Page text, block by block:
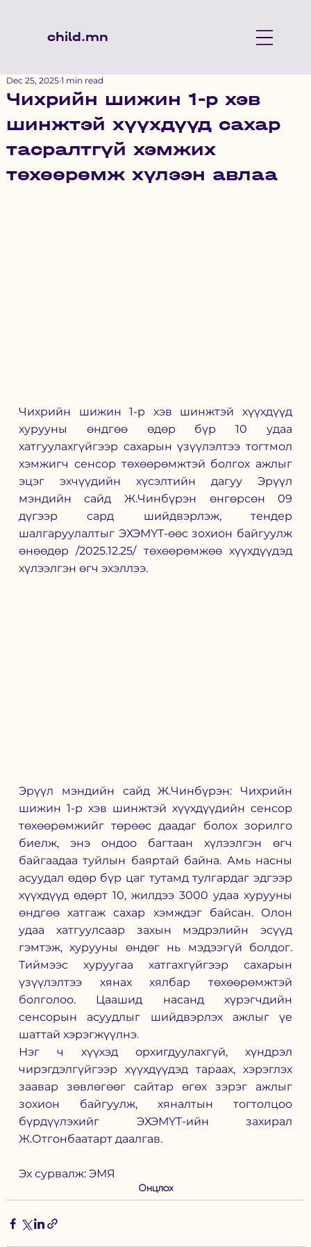
child.mn
Чихрийн шижин 1-р хэв
шинжтэй хүүхдүүд сахар
тасралтгүй хэмжих
төхөөрөмж хүлээн авлаа
Dec 25, 2025 1 min read
Чихрийн шижин 1-р хэв шинжтэй хүүхдүүд
хурууны өндгөө өдөр бүр 10 удаа
хатгуулахгүйгээр сахарын үзүүлэлтээ тогтмол
хэмжигч сенсор төхөөрөмжтэй болгох ажлыг
эцэг эхчүүдийн хүсэлтийн дагуу Эрүүл
мэндийн сайд Ж.Чинбүрэн өнгөрсөн 09
дүгээр сард шийдвэрлэж, тендер
шалгаруулалтыг ЭХЭМҮТ-өөс зохион байгуулж
өнөөдөр /2025.12.25/ төхөөрөмжөө хүүхдүүдэд
хүлээлгэн өгч эхэллээ.
Эрүүл мэндийн сайд Ж.Чинбүрэн: Чихрийн
шижин 1-р хэв шинжтэй хүүхдүүдийн сенсор
төхөөрөмжийг төрөөс даадаг болох зорилго
биелж, энэ ондоо багтаан хүлээлгэн өгч
байгаадаа туйлын баяртай байна. Амь насны
асуудал өдөр бүр цаг тутамд тулгардаг эдгээр
хүүхдүүд өдөрт 10, жилдээ 3000 удаа хурууны
өндгөө хатгаж сахар хэмждэг байсан. Олон
удаа хатгуулсаар захын мэдрэлийн эсүүд
гэмтэж, хурууны өндөг нь мэдээгүй болдог.
Тиймээс хуруугаа хатгахгүйгээр сахарын
үзүүлэлтээ хянах хялбар төхөөрөмжтэй
болголоо. Цаашид насанд хүрэгчдийн
сенсорын асуудлыг шийдвэрлэх ажлыг үе
шаттай хэрэгжүүлнэ.
Нэг ч хүүхэд орхигдуулахгүй, хүндрэл
чирэгдэлгүйгээр хүүхдүүдэд тараах, хэрэглэх
заавар зөвлөгөөг сайтар өгөх зэрэг ажлыг
зохион байгуулж, хяналтын тогтолцоо
бүрдүүлэхийг ЭХЭМҮТ-ийн захирал
Ж.Отгонбаатарт даалгав.
Эх сурвалж: ЭМЯ
Онцлох